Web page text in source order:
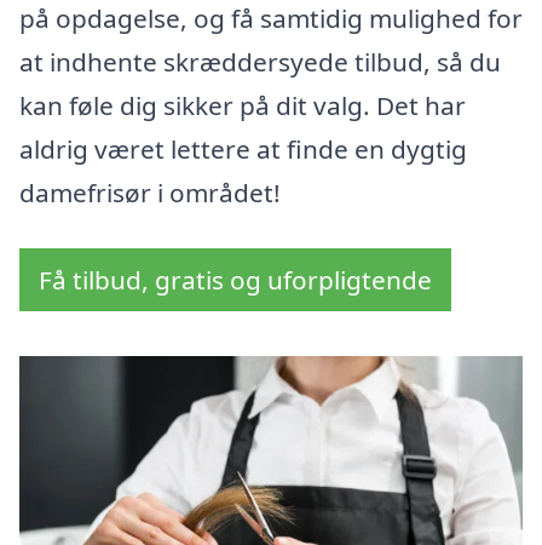
på opdagelse, og få samtidig mulighed for
at indhente skræddersyede tilbud, så du
kan føle dig sikker på dit valg. Det har
aldrig været lettere at finde en dygtig
damefrisør i området!
Få tilbud, gratis og uforpligtende